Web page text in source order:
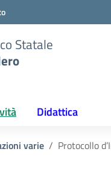
Statale
Didattica
varie Protocollo